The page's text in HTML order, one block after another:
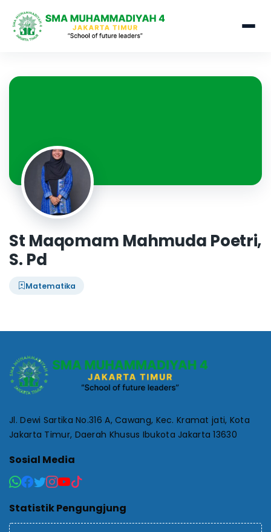
St Maqomam Mahmuda Poetri,
S. Pd
Matematika
Jl. Dewi Sartika No.316 A, Cawang, Kec. Kramat jati, Kota
Jakarta Timur, Daerah Khusus Ibukota Jakarta 13630
Sosial Media
Statistik Pengungjung